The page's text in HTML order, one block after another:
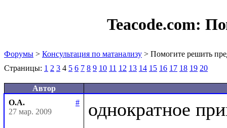
Teacode.com:
Форумы > Консультация по матанализу > Помогите решить
Страницы: 1 2 3 4 5 6 7 8 9 10 11 12 13 14 15 16 17 18 19 20
Автор
О.А.
#
27 мар. 2009
однократное